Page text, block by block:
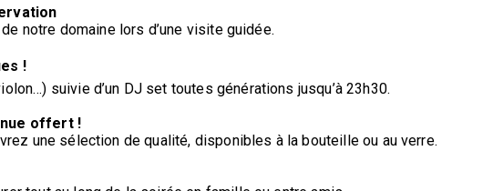
notre domaine lors d’une visite guidée.
!
suivie d’un DJ set toutes générations jusqu’à 23h30.
offert !
une sélection de qualité, disponibles à la bouteille ou au verre.